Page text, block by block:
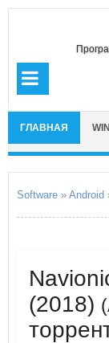
ГЛАВНАЯ
Software » Android
(2018)